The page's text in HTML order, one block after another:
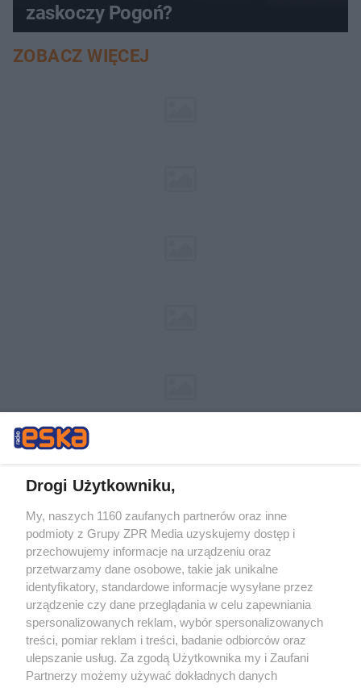
zaskoczy Pogoń?
ZOBACZ WIĘCEJ
Żaden utwór zamieszczony w serwisie nie może być powielany i
rozpowszechniany lub dalej rozpowszechniany w jakikolwiek sposób (w
tym także elektroniczny lub mechaniczny) na jakimkolwiek polu
eksploatacji w jakiejkolwiek formie, włącznie z umieszczaniem w
Internecie bez pisemnej zgody właściciela praw. Jakiekolwiek użycie lub
wykorzystanie utworów w całości lub w części z naruszeniem prawa,
tzn. bez właściwej zgody, jest zabronione pod groźbą kary i może być
ścigane prawnie.
Drogi Użytkowniku,
My, naszych 1160 zaufanych partnerów oraz inne
podmioty z Grupy ZPR Media uzyskujemy dostęp i
przechowujemy informacje na urządzeniu oraz
przetwarzamy dane osobowe, takie jak unikalne
identyfikatory, standardowe informacje wysyłane przez
urządzenie czy dane przeglądania w celu zapewniania
spersonalizowanych reklam, wybór spersonalizowanych
treści, pomiar reklam i treści, badanie odbiorców oraz
ulepszanie usług. Za zgodą Użytkownika my i Zaufani
Partnerzy możemy używać dokładnych danych